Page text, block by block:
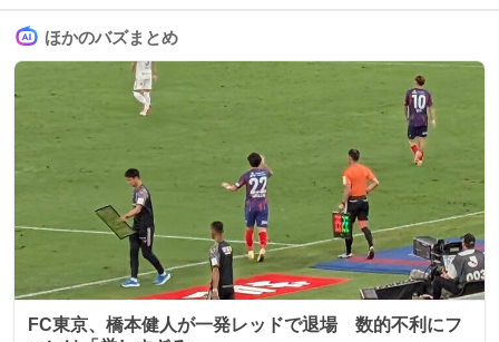
ほかのバズまとめ
FC東京、橋本健人が一発レッドで退場 数的不利にフ